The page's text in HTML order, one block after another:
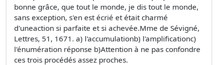
bonne grâce, que tout le monde, je dis tout le monde,
sans exception, s'en est écrié et était charmé
d'uneaction si parfaite et si achevée.Mme de Sévigné,
Lettres, 51, 1671. a) l'accumulationb) l'amplificationc)
l'énumération réponse b)Attention à ne pas confondre
ces trois procédés assez proches.